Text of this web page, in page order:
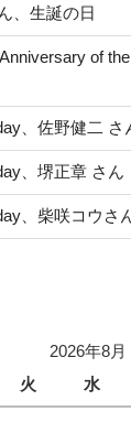
、生誕の日
of
、佐野健二 さ
、堺正章 さん
、柴咲コウさ
2026年8月
火 水